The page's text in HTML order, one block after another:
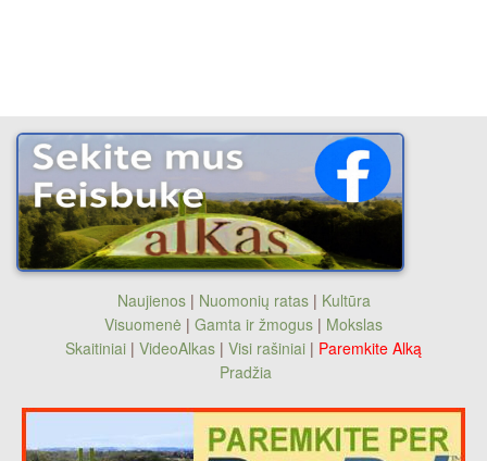
Naujienos| Nuomonių ratas| Kultūra
Visuomenė | Gamta ir žmogus | Mokslas
Skaitiniai | VideoAlkas | Visi rašiniai | Paremkite Alką
Pradžia